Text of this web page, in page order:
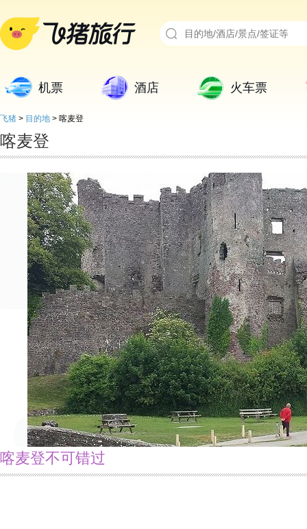
机票 酒店 火车票
飞猪 > 目的地 > 喀麦登
喀麦登
喀麦登不可错过